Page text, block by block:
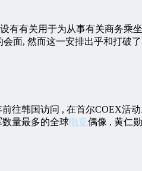
有有关用于为从事有关商务乘
面, 然而这一安排出乎和打
往韩国访问 , 在首尔COEX活
数量最多的全球电竞偶像 , 黄仁